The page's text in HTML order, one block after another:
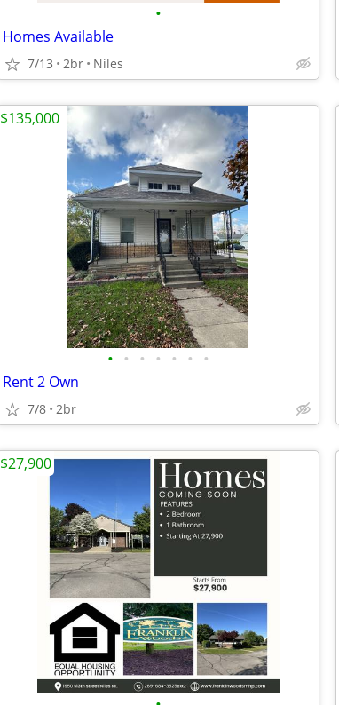
•
Homes Available
7/13 2br Niles
• • • • • • •
Rent 2 Own
7/8 2br
$135,000
$27,900